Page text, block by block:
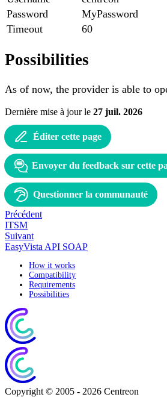
Password
MyPassword
Timeout
60
Possibilities
As of now, the provider is able to
Dernière mise à jourle 27 juil. 2026
Éditer cette page
Envoyer du feedback sur cette
Questionner la communauté
Précédent
ITSM
Suivant
EasyVista API SOAP
How it works
Compatibility
Requirements
Possibilities
Copyright © 2005 - 2026 Centreon